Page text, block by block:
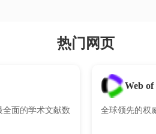
热门网页
面的学术文献数
Web of
全球领先的权